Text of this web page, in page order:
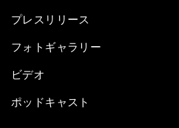
プレスリリース
フォトギャラリー
ビデオ
ポッドキャスト